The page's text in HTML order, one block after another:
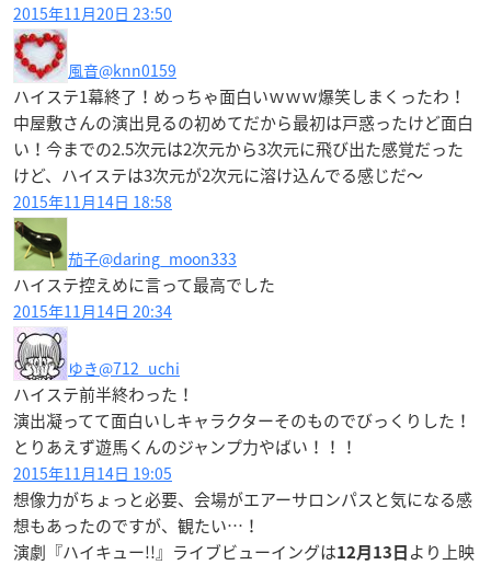
2015年11月20日 23:50
風音@knn0159
ハイステ1幕終了！めっちゃ面白いｗｗｗ爆笑しまくったわ！
中屋敷さんの演出見るの初めてだから最初は戸惑ったけど面白
い！今までの2.5次元は2次元から3次元に飛び出た感覚だった
けど、ハイステは3次元が2次元に溶け込んでる感じだ〜
2015年11月14日 18:58
茄子@daring_moon333
ハイステ控えめに言って最高でした
2015年11月14日 20:34
ゆき@712_uchi
ハイステ前半終わった！
演出凝ってて面白いしキャラクターそのものでびっくりした！
とりあえず遊馬くんのジャンプ力やばい！！！
2015年11月14日 19:05
想像力がちょっと必要、会場がエアーサロンパスと気になる感
想もあったのですが、観たい…！
演劇『ハイキュー!!』ライブビューイングは12月13日 より上映